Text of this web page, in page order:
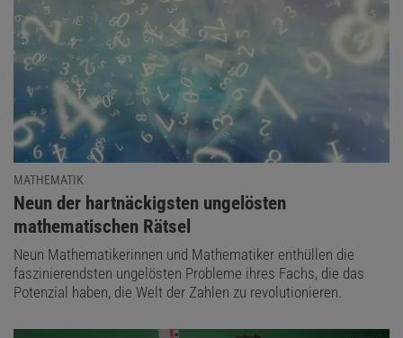
LÖSUNG ANZEIGEN
Diesen Artikel empfehlen:
MATHEMATIK
:
Neun der hartnäckigsten ungelösten
mathematischen Rätsel
Neun Mathematikerinnen und Mathematiker enthüllen die
faszinierendsten ungelösten Probleme ihres Fachs, die das
Potenzial haben, die Welt der Zahlen zu revolutionieren.